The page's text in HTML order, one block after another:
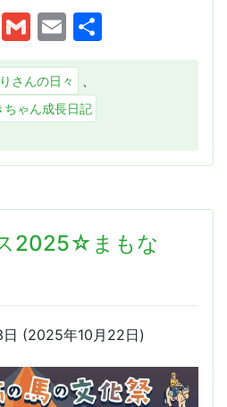
Threads
Gmail
Email
さんの日々
、
ちゃん成長日記
2025☆まもな
(2025年10月22日)